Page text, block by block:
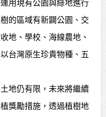
用現有公園與綠地進行
的區域有新闢公園、交
地、學校、海線農地、
台灣原生珍貴物種、五
地仍有限，未來將繼續
獎勵措施，透過植樹地